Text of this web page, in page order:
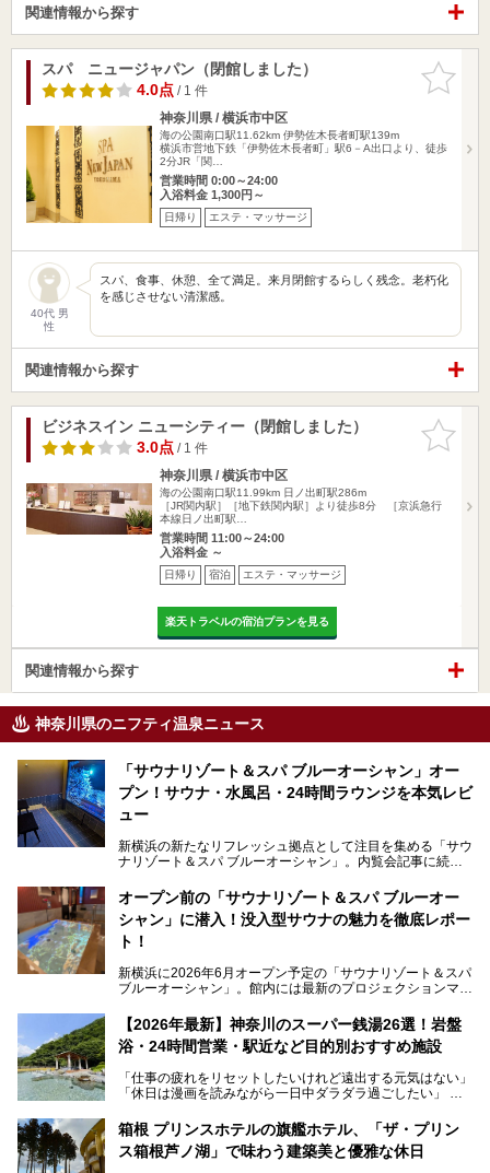
関連情報から探す
お気に入
りに追加
スパ ニュージャパン（閉館しました）
4.0点/ 1 件
神奈川県 / 横浜市中区
海の公園南口駅11.62km 伊勢佐木長者町駅139m
横浜市営地下鉄「伊勢佐木長者町」駅6－A出口より、徒歩
2分JR「関…
営業時間 0:00～24:00
入浴料金 1,300円～
日帰り エステ・マッサージ
40代 男
性
スパ、食事、休憩、全て満足。来月閉館するらしく残念。老朽化
を感じさせない清潔感。
関連情報から探す
お気に入
りに追加
ビジネスイン ニューシティー（閉館しました）
3.0点/ 1 件
神奈川県 / 横浜市中区
海の公園南口駅11.99km 日ノ出町駅286m
［JR関内駅］［地下鉄関内駅］より徒歩8分 ［京浜急行
本線日ノ出町駅…
営業時間 11:00～24:00
入浴料金 ～
日帰り 宿泊 エステ・マッサージ
楽天トラベルの宿泊プランを見る
関連情報から探す
神奈川県のニフティ温泉ニュース
「サウナリゾート＆スパ ブルーオーシャン」オー
プン！サウナ・水風呂・24時間ラウンジを本気レビ
ュー
新横浜の新たなリフレッシュ拠点として注目を集める「サウ
ナリゾート＆スパ ブルーオーシャン」。内覧会記事に続
す。サウナや水風呂の気持ちよさはもちろん、リラックスス
ペースの過ごしやすさまで徹底チェック。新横浜エリアで日
常の疲れをリセットしたい人、ライブやスポーツ観戦遠征組
は必見です。
オープン前の「サウナリゾート＆スパ ブルーオー
シャン」に潜入！没入型サウナの魅力を徹底レポー
ト！
新横浜に2026年6月オープン予定の「サウナリゾート＆スパ
ブルーオーシャン」。館内には最新のプロジェクションマッ
的な“没入感（イマーシブ）”を体験できます。
今回は、そんな大注目の施設に一足先にお邪魔し、その全貌
を見学させていただきました！
サウナ室の中に咲き誇る桜、魚たちが泳ぐ水風呂、そしてバ
リのビーチを思わせる休憩スペース…。驚きの連続だった館
内の様子をレポートします！
【2026年最新】神奈川のスーパー銭湯26選！岩盤
浴・24時間営業・駅近など目的別おすすめ施設
「仕事の疲れをリセットしたいけれど遠出する元気はない」
「休日は漫画を読みながら一日中ダラダラ過ごしたい」
たい」
そんな「癒やされたい」という願いを叶えてくれるのが、神
箱根 プリンスホテルの旗艦ホテル、「ザ・プリン
ス箱根芦ノ湖」で味わう建築美と優雅な休日